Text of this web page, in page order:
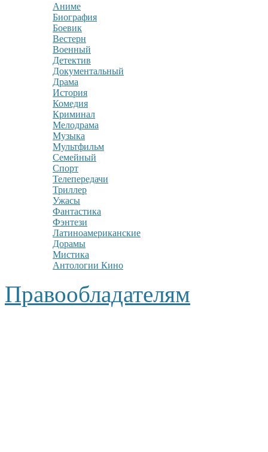
Аниме
Биография
Боевик
Вестерн
Военный
Детектив
Документальный
Драма
История
Комедия
Криминал
Мелодрама
Музыка
Мультфильм
Семейный
Спорт
Телепередачи
Триллер
Ужасы
Фантастика
Фэнтези
Латиноамериканские
Дорамы
Мистика
Антологии Кино
Правообладателям